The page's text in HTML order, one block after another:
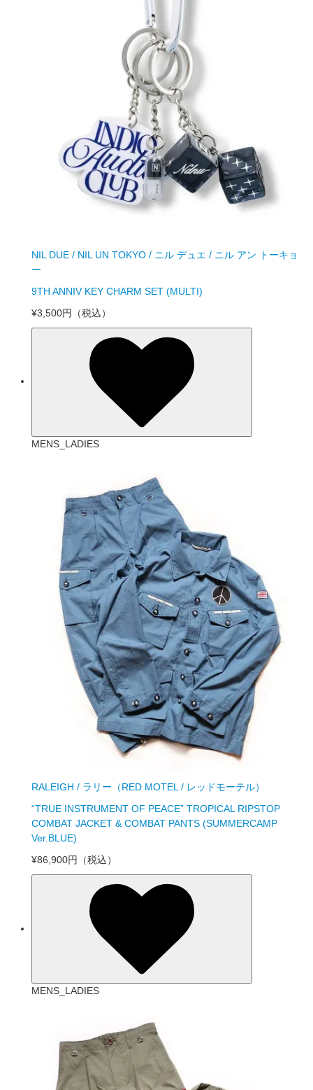
NIL DUE / NIL UN TOKYO / ニル デュエ / ニル アン トーキョ
ー
9TH ANNIV KEY CHARM SET (MULTI)
¥3,500円
（税込）
MENS_LADIES
RALEIGH / ラリー（RED MOTEL / レッドモーテル）
“TRUE INSTRUMENT OF PEACE” TROPICAL RIPSTOP
COMBAT JACKET & COMBAT PANTS (SUMMERCAMP
Ver.BLUE)
¥86,900円
（税込）
MENS_LADIES